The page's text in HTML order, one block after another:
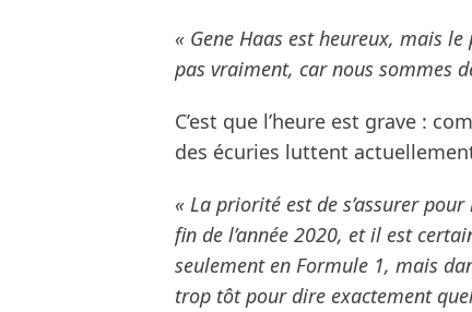
« Gene Haas est heureux, mais
pas vraiment, car nous sommes
C’est que l’heure est grave :
des écuries luttent
« La priorité est de s’assurer
fin de l’année 2020, et il est
seulement en Formule 1, mais
trop tôt pour dire exactement